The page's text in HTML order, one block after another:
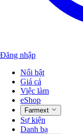
Đăng nhập
Nổi bật
Giá cả
Việc làm
eShop
Farmext
Sự kiện
Danh bạ